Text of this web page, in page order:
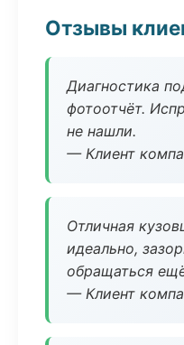
Отзывы
Диагностика
фотоотчёт.
не нашли.
— Клиент
Отличная
идеально,
обращаться
— Клиент